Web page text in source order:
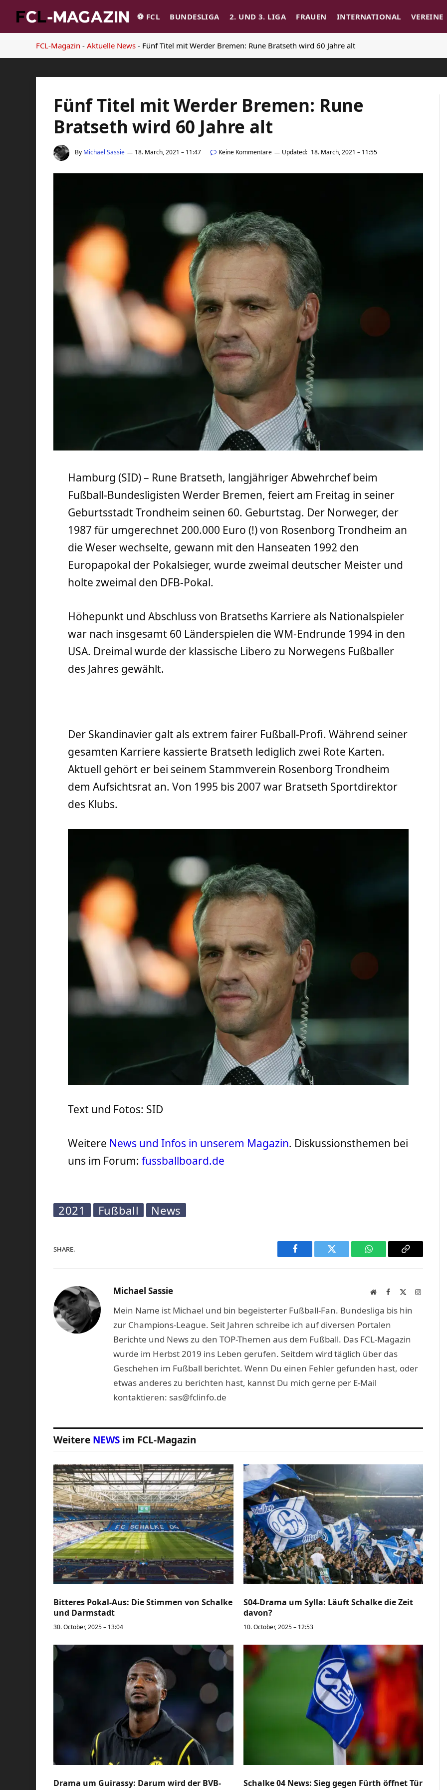
⚽️ FCL BUNDESLIGA 2. UND 3. LIGA FRAUEN INTERNATIONAL VEREINE
FCL-Magazin - Aktuelle News - Fünf Titel mit Werder Bremen: Rune Bratseth wird 60 Jahre alt
Fünf Titel mit Werder Bremen: Rune
Bratseth wird 60 Jahre alt
By Michael Sassie 18. March, 2021 – 11:47 Keine Kommentare Updated: 18. March, 2021 – 11:55
Hamburg (SID) – Rune Bratseth, langjähriger Abwehrchef beim
Fußball-Bundesligisten Werder Bremen, feiert am Freitag in seiner
Geburtsstadt Trondheim seinen 60. Geburtstag. Der Norweger, der
1987 für umgerechnet 200.000 Euro (!) von Rosenborg Trondheim an
die Weser wechselte, gewann mit den Hanseaten 1992 den
Europapokal der Pokalsieger, wurde zweimal deutscher Meister und
holte zweimal den DFB-Pokal.
Höhepunkt und Abschluss von Bratseths Karriere als Nationalspieler
war nach insgesamt 60 Länderspielen die WM-Endrunde 1994 in den
USA. Dreimal wurde der klassische Libero zu Norwegens Fußballer
des Jahres gewählt.
Der Skandinavier galt als extrem fairer Fußball-Profi. Während seiner
gesamten Karriere kassierte Bratseth lediglich zwei Rote Karten.
Aktuell gehört er bei seinem Stammverein Rosenborg Trondheim
dem Aufsichtsrat an. Von 1995 bis 2007 war Bratseth Sportdirektor
des Klubs.
Text und Fotos: SID
Weitere News und Infos in unserem Magazin. Diskussionsthemen bei
uns im Forum:fussballboard.de
2021 Fußball News
SHARE.
Facebook Twitter WhatsAppCopy
Michael Sassie WebsiteFacebook
Mein Name ist Michael und bin begeisterter Fußball-Fan. Bundesliga bis hin
zur Champions-League. Seit Jahren schreibe ich auf diversen Portalen
Berichte und News zu den TOP-Themen aus dem Fußball. Das FCL-Magazin
wurde im Herbst 2019 ins Leben gerufen. Seitdem wird täglich über das
Geschehen im Fußball berichtet. Wenn Du einen Fehler gefunden hast, oder
etwas anderes zu berichten hast, kannst Du mich gerne per E-Mail
kontaktieren: sas@fclinfo.de
Weitere NEWS im FCL-Magazin
Bitteres Pokal-Aus: Die Stimmen von Schalke
und Darmstadt
30. October, 2025 – 13:04
S04-Drama um Sylla: Läuft Schalke die Zeit
davon?
10. October, 2025 – 12:53
Drama um Guirassy: Darum wird der BVB-
Schalke 04 News: Sieg gegen Fürth öffnet Tür